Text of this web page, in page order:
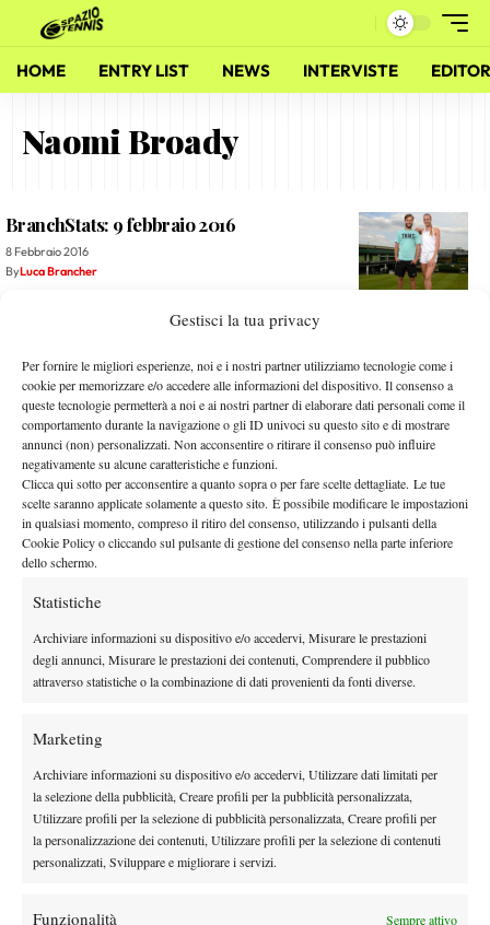
Gestisci la tua privacy
Per fornire le migliori esperienze, noi e i nostri partner utilizziamo tecnologie come i
cookie per memorizzare e/o accedere alle informazioni del dispositivo. Il consenso a
queste tecnologie permetterà a noi e ai nostri partner di elaborare dati personali come il
comportamento durante la navigazione o gli ID univoci su questo sito e di mostrare
annunci (non) personalizzati. Non acconsentire o ritirare il consenso può influire
negativamente su alcune caratteristiche e funzioni.
Clicca qui sotto per acconsentire a quanto sopra o per fare scelte dettagliate. Le tue
scelte saranno applicate solamente a questo sito. È possibile modificare le impostazioni
in qualsiasi momento, compreso il ritiro del consenso, utilizzando i pulsanti della
Cookie Policy o cliccando sul pulsante di gestione del consenso nella parte inferiore
dello schermo.
Statistiche
Archiviare informazioni su dispositivo e/o accedervi, Misurare le prestazioni
degli annunci, Misurare le prestazioni dei contenuti, Comprendere il pubblico
attraverso statistiche o la combinazione di dati provenienti da fonti diverse.
Marketing
Archiviare informazioni su dispositivo e/o accedervi, Utilizzare dati limitati per
la selezione della pubblicità, Creare profili per la pubblicità personalizzata,
Utilizzare profili per la selezione di pubblicità personalizzata, Creare profili per
la personalizzazione dei contenuti, Utilizzare profili per la selezione di contenuti
personalizzati, Sviluppare e migliorare i servizi.
Funzionalità Sempre attivo
HOME ENTRY LIST NEWS INTERVISTE
Naomi Broady
BranchStats: 9 febbraio 2016
8 Febbraio 2016
ByLuca Brancher
La storia (tormentata) di Liam Broady
18 Settembre 2014
L. Fiorino
Diario di Bordo da Nottingham
4 Giugno 2014
Giulio Gasparin
X
Youtube